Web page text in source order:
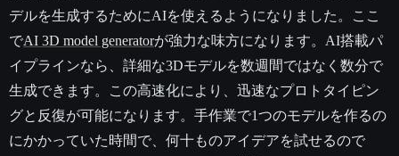
デルを生成するためにAIを使えるようになりました。ここ
でAI 3D model generatorが強力な味方になります。AI搭載パ
イプラインなら、詳細な3Dモデルを数週間ではなく数分で
生成できます。この高速化により、迅速なプロトタイピン
グと反復が可能になります。手作業で1つのモデルを作るの
にかかっていた時間で、何十ものアイデアを試せるので